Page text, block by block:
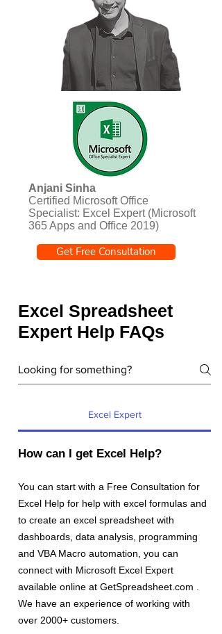
Dr. Lois Lee
Gründer und Präsident - Children of the
Night, Los Angeles, Kalifornien, USA
"Auf der Suche nach praktikablen
Geschäftslösungen ist Outsourcing eine
kostengünstige Lösung. Anjani ist ein
kompetenter Profi, der genau das kann!
betrachten ihn als Teil unseres
Teams
Jeff Janik
Geschäft und ich wollte Sie nur wissen
lassen, wie hilfreich Ihr Unternehmen für
uns war. Sie
erstellen schnell und korrekt
zu verstehen und wichtige Projekte
Anjani Sinha
Certified Microsoft Office
Specialist: Excel Expert (Microsoft
365 Apps and Office 2019)
Get Free Consultation
Excel Spreadsheet
Expert Help FAQs
Excel Expert
How can I get Excel Help?
You can start with a Free Consultation for
Excel Help for help with excel formulas and
to create an excel spreadsheet with
dashboards, data analysis, programming
and VBA Macro automation, you can
connect with Microsoft Excel Expert
available online at GetSpreadsheet.com .
We have an experience of working with
over 2000+ customers.